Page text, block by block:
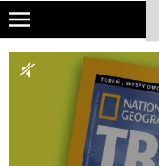
Skip
main
NATIONAL GEOGRAPHIC
TRAVELER
PODCASTY